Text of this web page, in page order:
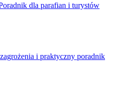
dla parafian i turystów
i praktyczny poradnik